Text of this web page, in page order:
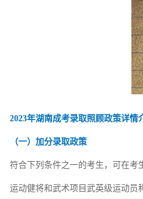
2023年湖南成考录取照顾政策详情
（一）加分录取政策
符合下列条件之一的考生，可在考
运动健将和武术项目武英级运动员